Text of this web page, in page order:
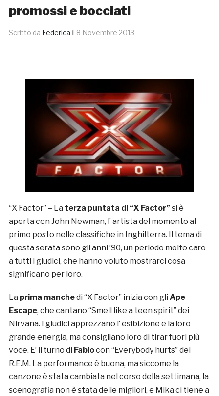
promossi e bocciati
Scritto da Federica il 8 Novembre 2013
“X Factor” – La terza puntata di “X Factor” si è
aperta con John Newman, l’ artista del momento al
primo posto nelle classifiche in Inghilterra. Il tema di
questa serata sono gli anni ’90, un periodo molto caro
a tutti i giudici, che hanno voluto mostrarci cosa
significano per loro.
La prima manchedi “X Factor” inizia con gli Ape
Escape, che cantano “Smell like a teen spirit” dei
Nirvana. I giudici apprezzano l’ esibizione e la loro
grande energia, ma consigliano loro di tirar fuori più
voce. E’ il turno di Fabiocon “Everybody hurts” dei
R.E.M. La performance è buona, ma siccome la
canzone è stata cambiata nel corso della settimana, la
scenografia non è stata delle migliori, e Mika ci tiene a